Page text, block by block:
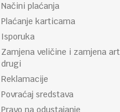
Načini plaćanja
Plaćanje karticama
Isporuka
Zamjena veličine i zamjena
drugi
Reklamacije
Povraćaj sredstava
Pravo na odustajanje